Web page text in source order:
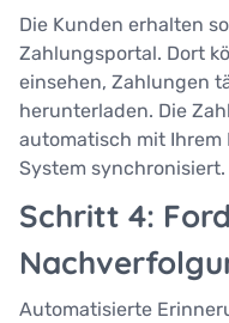
Die Kunden erhalten
Zahlungsportal. Dort
einsehen, Zahlungen
herunterladen. Die
automatisch mit
System synchronisiert.
Schritt 4:
Automatisierte